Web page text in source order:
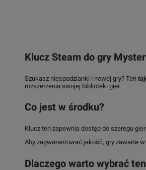
Klucz Steam do gry
Szukasz niespodzianki i nowej gry? Ten
rozszerzenia swojej biblioteki gier.
Co jest w środku?
Klucz ten zapewnia dostęp do szeregu
Aby zagwarantować jakość, gry zawarte
Dlaczego warto wybrać